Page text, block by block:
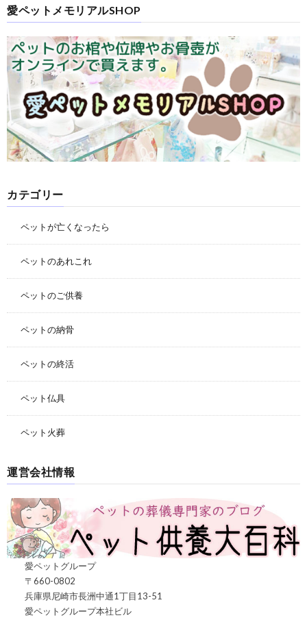
愛ペットメモリアルSHOP
カテゴリー
ペットが亡くなったら
ペットのあれこれ
ペットのご供養
ペットの納骨
ペットの終活
ペット仏具
ペット火葬
運営会社情報
愛ペットグループ
〒660-0802
兵庫県尼崎市長洲中通1丁目13-51
愛ペットグループ本社ビル